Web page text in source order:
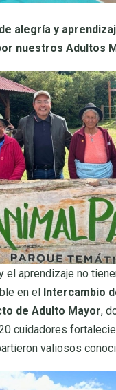
alegría y
nuestros Adultos
el aprendizaje no
en el Intercambio
de Adulto Mayor,
cuidadores
valiosos